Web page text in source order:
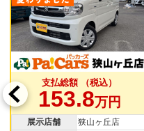
支払総額 （税込）
153.8万円
展示店舗
狭山ヶ丘店